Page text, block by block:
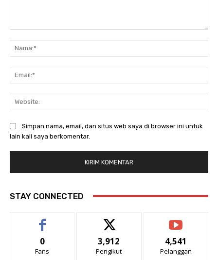
Simpan nama, email, dan situs web saya di browser ini untuk
lain kali saya berkomentar.
STAY CONNECTED
0
Fans
3,912
Pengikut
4,541
Pelanggan